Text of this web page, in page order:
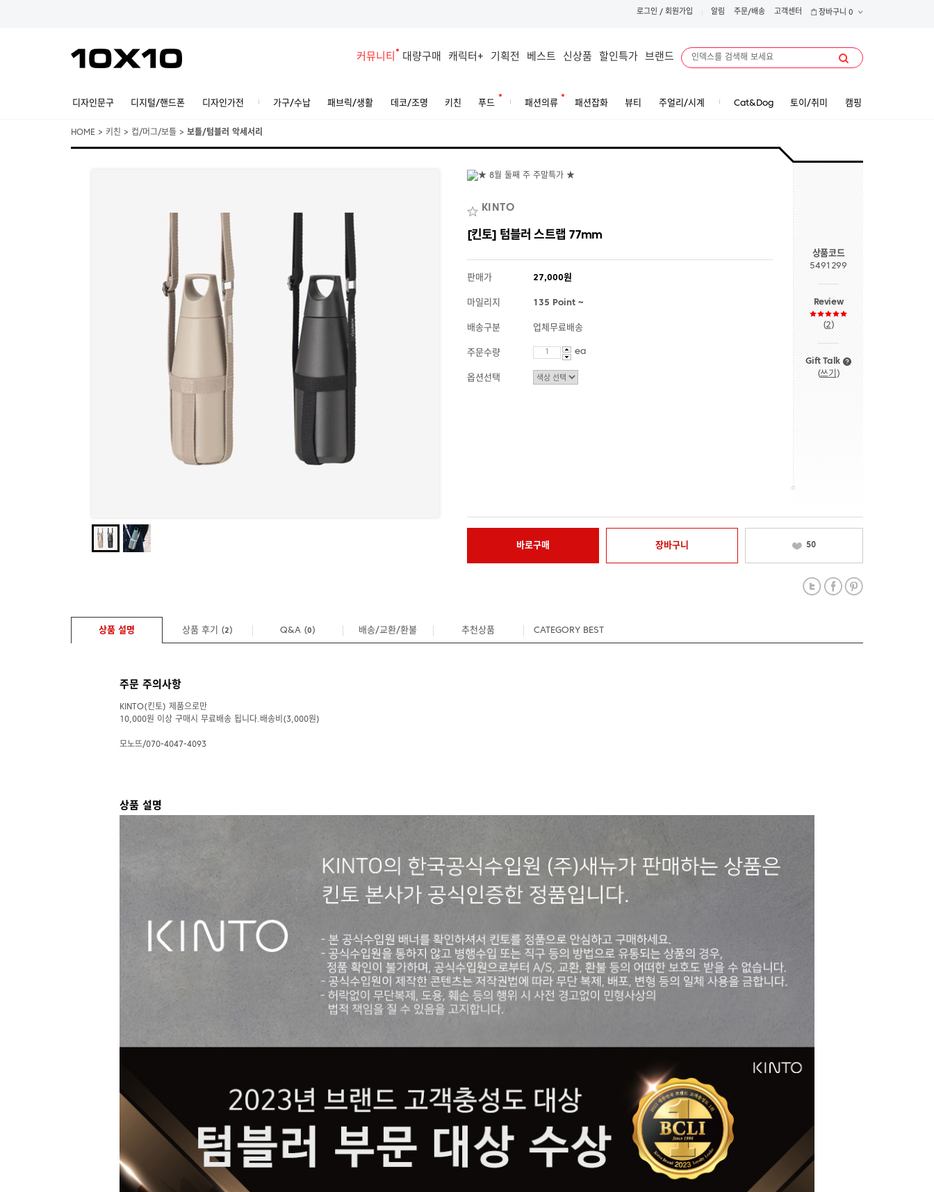
로그인 / 회원가입 알림 주문/배송 고객센터 장바구니 0
커뮤니티 대량구매 캐릭터+ 기획전 베스트 신상품 할인특가 브랜드
디자인문구 디지털/핸드폰 디자인가전 가구/수납 패브릭/생활 데코/조명 키친 푸드 패션의류 패션잡화 뷰티 주얼리/시계 Cat&Dog 토이/취미 캠핑
HOME > 키친 > 컵/머그/보틀 > 보틀/텀블러 악세서리
KINTO
[킨토] 텀블러 스트랩 77mm
판매가 27,000원
마일리지 135 Point ~
배송구분 업체무료배송
주문수량 ea
옵션선택
상품코드
5491299
Review
(2)
Gift Talk
(쓰기 )
바로구매 장바구니 50
상품 설명 상품 후기 (2) Q&A (0) 배송/교환/환불 추천상품 CATEGORY BEST
주문 주의사항
KINTO(킨토) 제품으로만
10,000원 이상 구매시 무료배송 됩니다.배송비(3,000원)
모노뜨/070-4047-4093
상품 설명